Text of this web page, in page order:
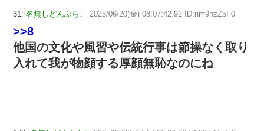
31: 名無しどんぶらこ 2025/06/20(金) 08:07:42.92 ID:nm9nzZ5F0
>>8
他国の文化や風習や伝統行事は節操なく取り
入れて我が物顔する厚顔無恥なのにね